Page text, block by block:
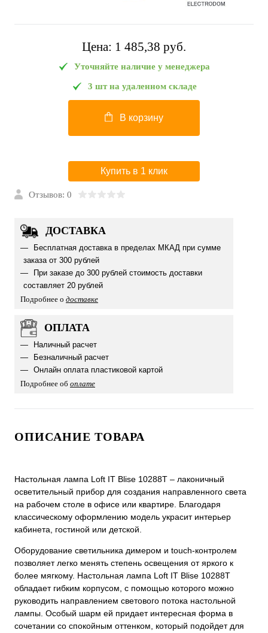
Цена: 1 485,38 pуб.
Уточняйте наличие у менеджера
3 шт на удаленном складе
В корзину
Купить в 1 клик
Отзывов: 0
ДОСТАВКА
Бесплатная доставка в пределах МКАД при сумме
заказа от 300 рублей
При заказе до 300 рублей стоимость доставки
составляет 20 рублей
Подробнее о доставке
ОПЛАТА
Наличный расчет
Безналичный расчет
Онлайн оплата пластиковой картой
Подробнее об оплате
ОПИСАНИЕ ТОВАРА
Настольная лампа Loft IT Blise 10288T – лаконичный
осветительный прибор для создания направленного света
на рабочем столе в офисе или квартире. Благодаря
классическому оформлению модель украсит интерьер
кабинета, гостиной или детской.
Оборудование светильника димером и touch-контролем
позволяет легко менять степень освещения от яркого к
более мягкому. Настольная лампа Loft IT Blise 10288T
обладает гибким корпусом, с помощью которого можно
руководить направлением светового потока настольной
лампы. Особый шарм ей придает интересная форма в
сочетании со спокойным оттенком, который подойдет для